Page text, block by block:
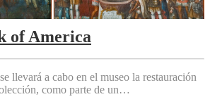
of America
llevará a cabo en el museo la restauración
como parte de un…